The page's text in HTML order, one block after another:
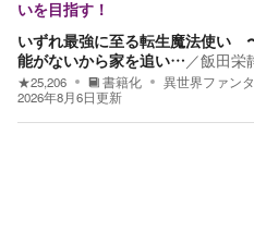
いを目指す！
いずれ最強に至る転生魔法使い
能がないから家を追い… ／飯田栄
★25,206 書籍化 異世界ファン
2026年8月6日更新